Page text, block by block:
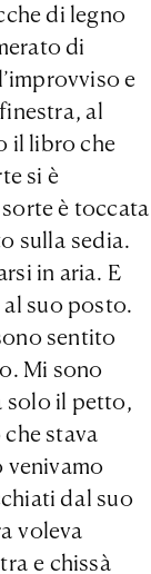
di legno
di
e
al
il libro che
si è
è toccata
sulla sedia.
in aria. E
suo posto.
sentito
Mi sono
solo il petto,
stava
venivamo
dal suo
voleva
e chissà